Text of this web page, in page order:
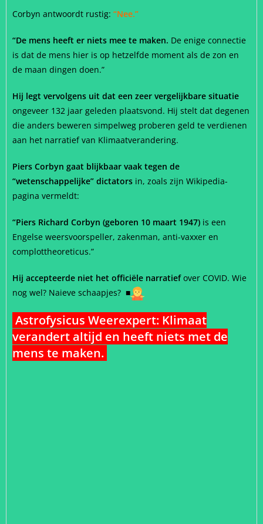
Corbyn antwoordt rustig: “Nee.”
“De mens heeft er niets mee te maken. De enige connectie
is dat de mens hier is op hetzelfde moment als de zon en
de maan dingen doen.”
Hij legt vervolgens uit dat een zeer vergelijkbare situatie
ongeveer 132 jaar geleden plaatsvond. Hij stelt dat degenen
die anders beweren simpelweg proberen geld te verdienen
aan het narratief van Klimaatverandering.
Piers Corbyn gaat blijkbaar vaak tegen de
“wetenschappelijke” dictators in, zoals zijn Wikipedia-
pagina vermeldt:
“Piers Richard Corbyn (geboren 10 maart 1947) is een
Engelse weersvoorspeller, zakenman, anti-vaxxer en
complottheoreticus.”
Hij accepteerde niet het officiële narratiefover COVID. Wie
nog wel? Naieve schaapjes? ■
Astrofysicus Weerexpert: Klimaat
verandert altijd en heeft niets met de
mens te maken.